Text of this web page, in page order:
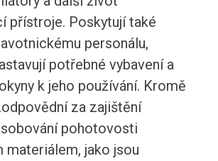
přístroje. Poskytují také
personálu,
potřebné vybavení a
k jeho používání. Kromě
za zajištění
pohotovosti
materiálem, jako jsou